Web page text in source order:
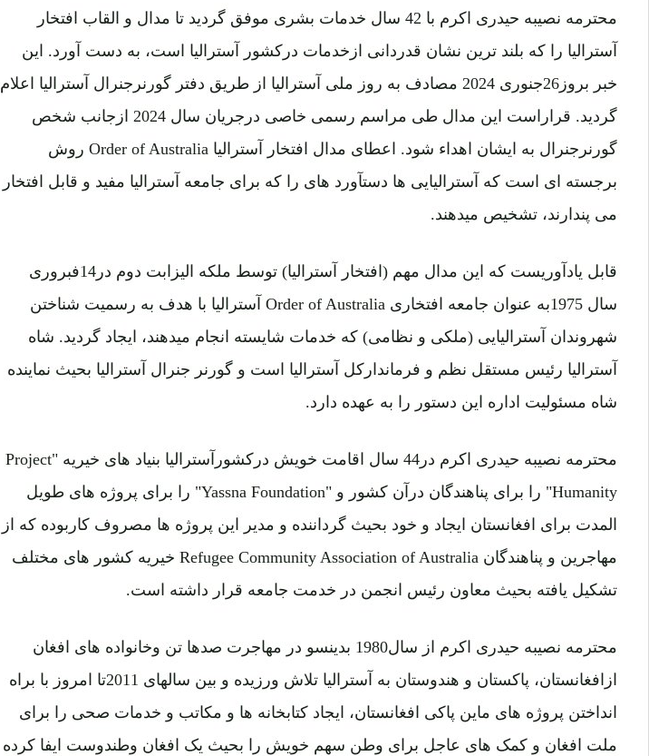
محترمه نصیبه حیدری اکرم با 42 سال خدمات بشری موفق گردید تا مدال و القاب افتخار
آسترالیا را که بلند ترین نشان قدردانی ازخدمات درکشور آسترالیا است، به دست آورد. این
خبر بروز26جنوری 2024 مصادف به روز ملی آسترالیا از طریق دفتر گورنرجنرال آسترالیا اعلام
گردید. قراراست این مدال طی مراسم رسمی خاصی درجریان سال 2024 ازجانب شخص
گورنرجنرال به ایشان اهداء شود. اعطای مدال افتخار آسترالیا Order of Australia روش
برجسته ای است که آسترالیایی ها دستآورد های را که برای جامعه آسترالیا مفید و قابل افتخار
می پندارند، تشخیص میدهند.
قابل یادآوریست که این مدال مهم (افتخار آسترالیا) توسط ملکه الیزابت دوم در14فبروری
سال 1975به عنوان جامعه افتخاری Order of Australia آسترالیا با هدف به رسمیت شناختن
شهروندان آسترالیایی (ملکی و نظامی) که خدمات شایسته انجام میدهند، ایجاد گردید. شاه
آسترالیا رئیس مستقل نظم و فرماندارکل آسترالیا است و گورنر جنرال آسترالیا بحیث نماینده
شاه مسئولیت اداره این دستور را به عهده دارد.
محترمه نصیبه حیدری اکرم در44 سال اقامت خویش درکشورآسترالیا بنیاد های خیریه "Project
Humanity" را برای پناهندگان درآن کشور و "Yassna Foundation" را برای پروژه های طویل
المدت برای افغانستان ایجاد و خود بحیث گرداننده و مدیر این پروژه ها مصروف کاربوده که از
مهاجرین و پناهندگان Refugee Community Association of Australia خیریه کشور های مختلف
تشکیل یافته بحیث معاون رئیس انجمن در خدمت جامعه قرار داشته است.
محترمه نصیبه حیدری اکرم از سال1980 بدینسو در مهاجرت صدها تن وخانواده های افغان
ازافغانستان، پاکستان و هندوستان به آسترالیا تلاش ورزیده و بین سالهای 2011تا امروز با براه
انداختن پروژه های ماین پاکی افغانستان، ایجاد کتابخانه ها و مکاتب و خدمات صحی را برای
ملت افغان و کمک های عاجل برای وطن سهم خویش را بحیث یک افغان وطندوست ایفا کرده